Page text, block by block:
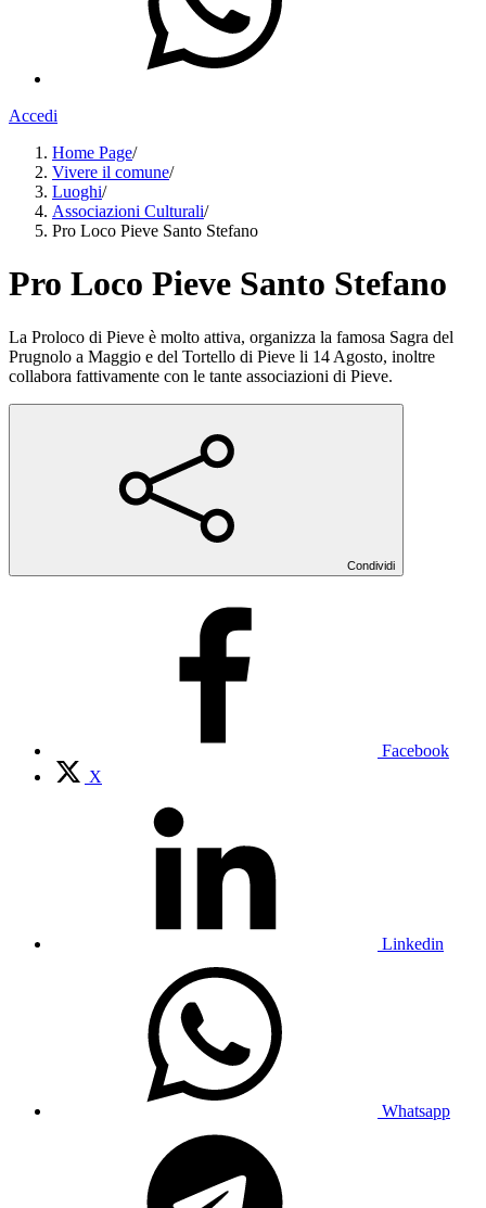
Accedi
Home Page/
Vivere il comune/
Luoghi/
Associazioni Culturali/
Pro Loco Pieve Santo Stefano
Pro Loco Pieve Santo Stefano
La Proloco di Pieve è molto attiva, organizza la famosa Sagra del
Prugnolo a Maggio e del Tortello di Pieve li 14 Agosto, inoltre
collabora fattivamente con le tante associazioni di Pieve.
Condividi
Facebook
X
Linkedin
Whatsapp